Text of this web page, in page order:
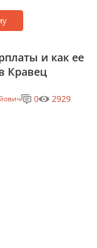
и как ее
Кравец
0 2929